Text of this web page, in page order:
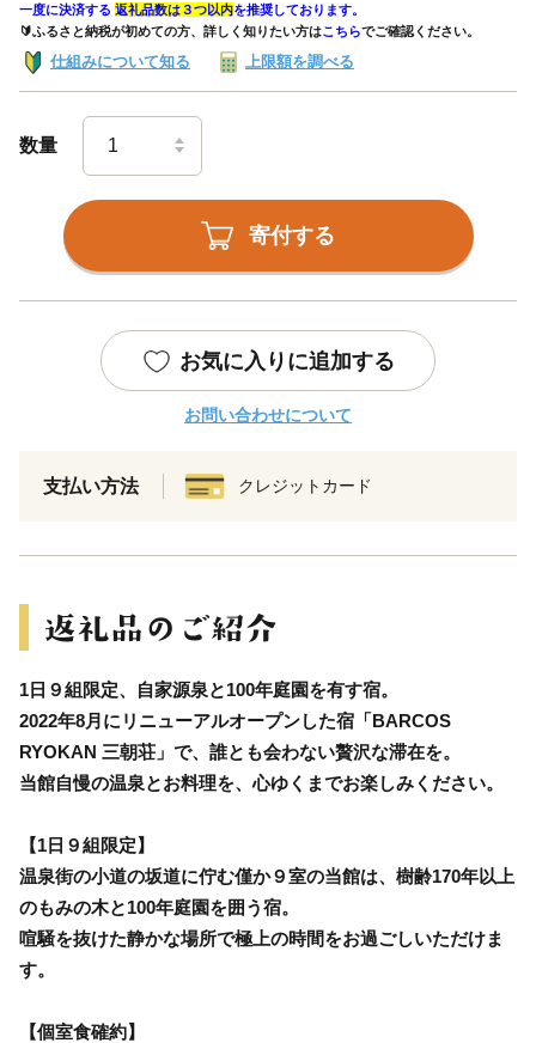
一度に決済する 返礼品数は３つ以内を推奨しております。
🔰ふるさと納税が初めての方、詳しく知りたい方はこちらでご確認ください。
仕組みについて知る 上限額を調べる
数量
寄付する
お気に入りに追加する
お問い合わせについて
支払い方法 クレジットカード
1日９組限定、自家源泉と100年庭園を有す宿。
2022年8月にリニューアルオープンした宿「BARCOS
RYOKAN 三朝荘」で、誰とも会わない贅沢な滞在を。
当館自慢の温泉とお料理を、心ゆくまでお楽しみください。
【1日９組限定】
温泉街の小道の坂道に佇む僅か９室の当館は、樹齢170年以上
のもみの木と100年庭園を囲う宿。
喧騒を抜けた静かな場所で極上の時間をお過ごしいただけま
す。
【個室食確約】